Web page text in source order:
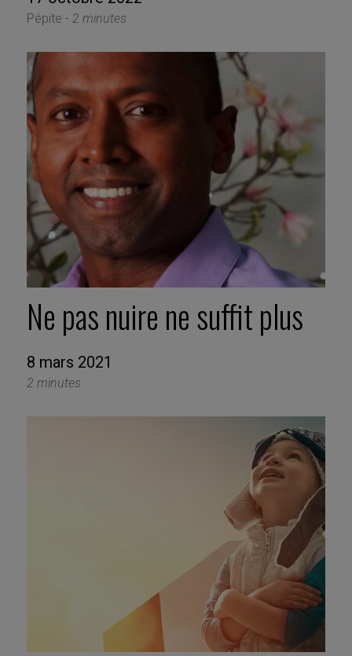
Pépite - 2 minutes
Ne pas nuire ne suffit plus
8 mars 2021
2 minutes